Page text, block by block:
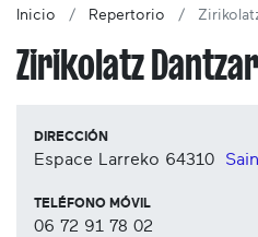
Inicio Repertorio
Zirikolatz
DIRECCIÓN
Espace Larreko 64310
TELÉFONO MÓVIL
06 72 91 78 02